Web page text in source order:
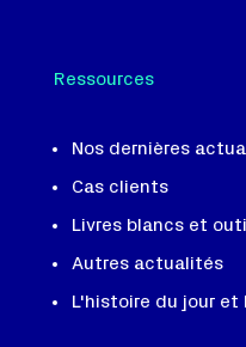
Ressources
Nos dernières
Cas clients
Livres blancs et
Autres actualités
L'histoire du jour et